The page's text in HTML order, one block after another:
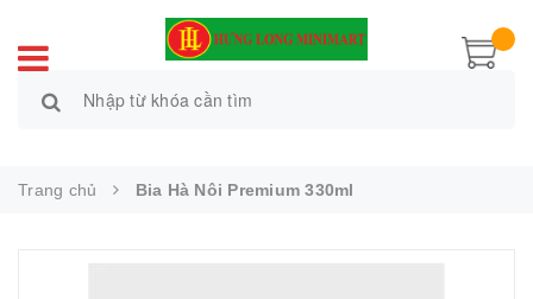
Trang chủ Bia Hà Nôi Premium 330ml